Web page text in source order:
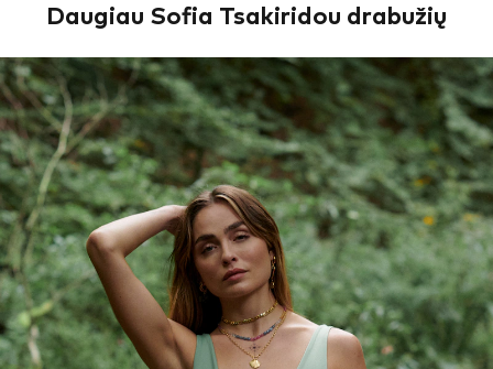
Daugiau Sofia Tsakiridou drabužių